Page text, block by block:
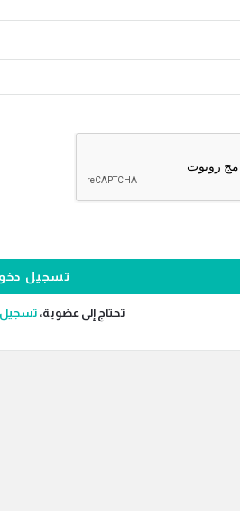
تحتاج إلى عضوية،‫تسجيل